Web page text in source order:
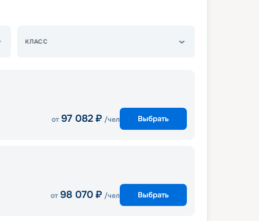
КЛАСС
от 97 082 ₽ /чел Выбрать
от 98 070 ₽ /чел Выбрать